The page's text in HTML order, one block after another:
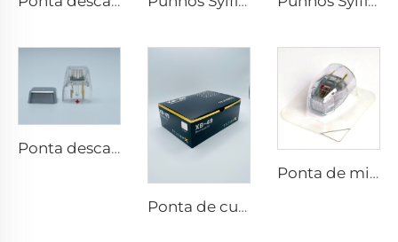
Ponta descartável Scarlet S de microneedling rf eletrodos bipolares 25 pinos
Ponta de cuidados com a pele com microneedling rf Sylfirm X XB-49
Ponta de microneedling rf Sylfirm X XE-25 cartucho da Viol